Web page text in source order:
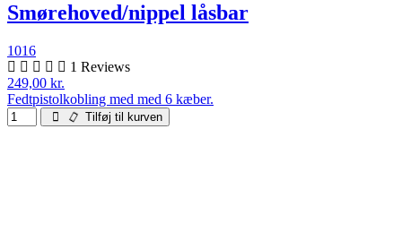
Smørehoved/nippel låsbar
1016
1 Reviews
249,00 kr.
Fedtpistolkobling med med 6 kæber.
Tilføj til kurven